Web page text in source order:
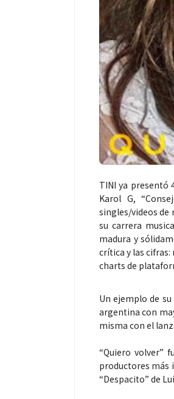
TINI ya presentó
Karol G,
singles/videos
su carrera
madura y
crítica y las cifras:
charts de
Un ejemplo de
argentina con
misma con el
“Quiero volver”
productores más
“Despacito” de